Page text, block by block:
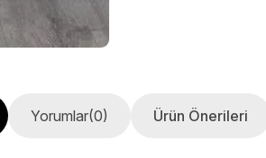
Yorumlar(0) Ürün Önerileri